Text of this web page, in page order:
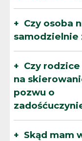
Czy osoba
samodzielnie
Czy
na
pozwu o
Skąd mam